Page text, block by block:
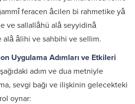
feracen âcilen bi rahmetike yâ
ve sallallâhü alâ seyyidinâ
alâ âlihi ve sahbihi ve sellim.
Uygulama Adımları ve Etkileri
adım ve dua metniyle
sevgi bağı ve ilişkinin gelecekteki
oynar: